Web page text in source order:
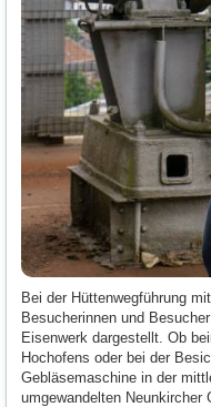
Bei der Hüttenwegführung
Besucherinnen und
Eisenwerk dargestellt. Ob
Hochofens oder bei der
Gebläsemaschine in der
umgewandelten Neunkircher